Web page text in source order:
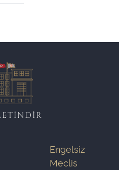
Engelsiz
Meclis